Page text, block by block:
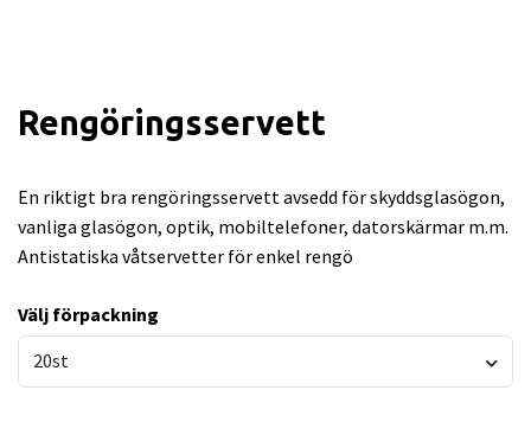
Rengöringsservett
En riktigt bra rengöringsservett avsedd för skyddsglasögon,
vanliga glasögon, optik, mobiltelefoner, datorskärmar m.m.
Antistatiska våtservetter för enkel rengö
Välj förpackning
20st